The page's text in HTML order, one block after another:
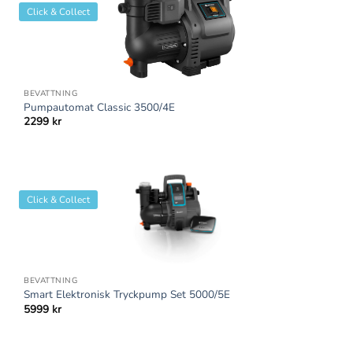
Click & Collect
BEVATTNING
Pumpautomat Classic 3500/4E
2299 kr
Click & Collect
BEVATTNING
Smart Elektronisk Tryckpump Set 5000/5E
5999 kr